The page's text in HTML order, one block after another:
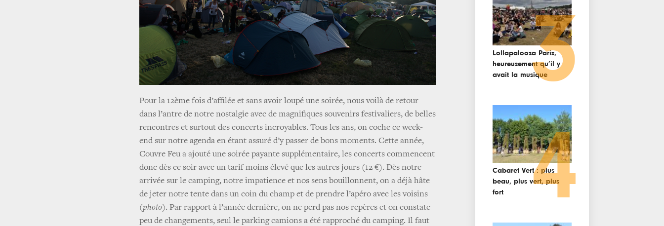
Pour la 12ème fois d’affilée et sans avoir loupé une soirée, nous voilà de retour
dans l’antre de notre nostalgie avec de magnifiques souvenirs festivaliers, de belles
rencontres et surtout des concerts incroyables. Tous les ans, on coche ce week-
end sur notre agenda en étant assuré d’y passer de bons moments. Cette année,
Couvre Feu a ajouté une soirée payante supplémentaire, les concerts commencent
donc dès ce soir avec un tarif moins élevé que les autres jours (12 €). Dès notre
arrivée sur le camping, notre impatience et nos sens bouillonnent, on a déjà hâte
de jeter notre tente dans un coin du champ et de prendre l’apéro avec les voisins
(photo). Par rapport à l’année dernière, on ne perd pas nos repères et on constate
peu de changements, seul le parking camions a été rapproché du camping. Il faut
Lollapalooza Paris,
heureusement qu’il y
avait la musique3
Cabaret Vert : plus
beau, plus vert, plus
fort
4